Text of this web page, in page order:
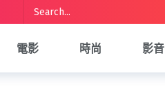
電影 時尚 影音